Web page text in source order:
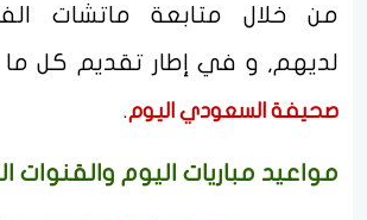
من خلال متابعة ماتشات
لديهم, و في إطار تقديم كل
صحيفة السعودي اليوم.
مواعيد مباريات اليوم والقنوات